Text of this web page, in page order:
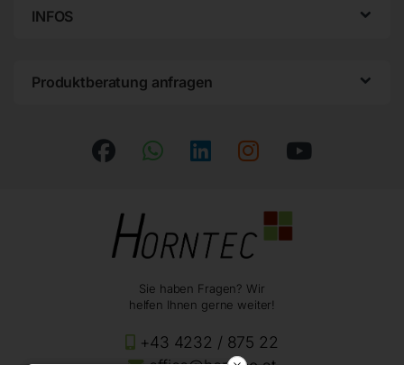
INFOS
Produktberatung anfragen
Sie haben Fragen? Wir
helfen Ihnen gerne weiter!
+43 4232 / 875 22